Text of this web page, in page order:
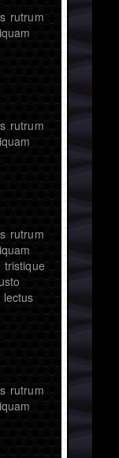
rutrum
rutrum
rutrum
rutrum